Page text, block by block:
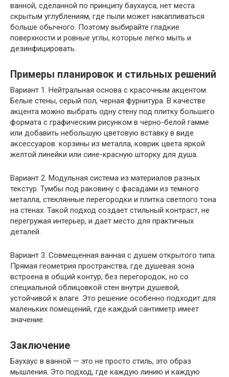
ванной, сделанной по принципу баухауса, нет места
скрытым углублениям, где пыли может накапливаться
больше обычного. Поэтому выбирайте гладкие
поверхности и ровные углы, которые легко мыть и
дезинфицировать.
Примеры планировок и стильных решений
Вариант 1. Нейтральная основа с красочным акцентом.
Белые стены, серый пол, черная фурнитура. В качестве
акцента можно выбрать одну стену под плитку большего
формата с графическим рисунком в черно-белой гамме
или добавить небольшую цветовую вставку в виде
аксессуаров: корзины из металла, коврик цвета яркой
желтой линейки или сине-красную шторку для душа.
Вариант 2. Модульная система из материалов разных
текстур. Тумбы под раковину с фасадами из темного
металла, стеклянные перегородки и плитка светлого тона
на стенах. Такой подход создает стильный контраст, не
перегружая интерьер, и дает место для практичных
деталей.
Вариант 3. Совмещенная ванная с душем открытого типа.
Прямая геометрия пространства, где душевая зона
встроена в общий контур, без перегородок, но со
специальной облицовкой стен внутри душевой,
устойчивой к влаге. Это решение особенно подходит для
маленьких помещений, где каждый сантиметр имеет
значение.
Заключение
Баухаус в ванной — это не просто стиль, это образ
мышления. Это подход, где каждую линию и каждую